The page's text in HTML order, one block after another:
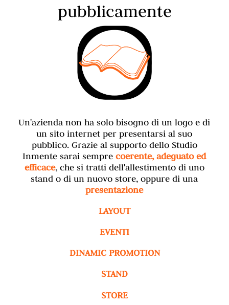
pubblicamente
Un'azienda non ha solo bisogno di un logo e di
un sito internet per presentarsi al suo
pubblico. Grazie al supporto dello Studio
Inmente sarai semprecoerente, adeguato ed
efficace, che si tratti dell'allestimento di uno
stand o di un nuovo store, oppure di una
presentazione
LAYOUT
EVENTI
DINAMIC PROMOTION
STAND
STORE